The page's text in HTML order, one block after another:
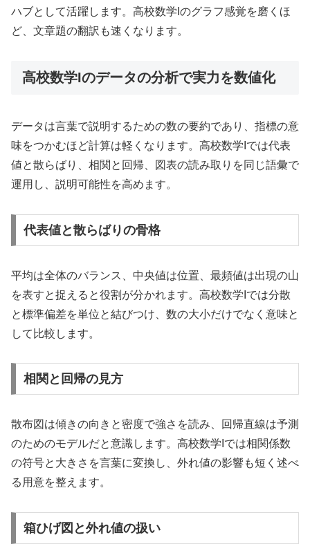
ハブとして活躍します。高校数学Iのグラフ感覚を磨くほ
ど、文章題の翻訳も速くなります。
高校数学Iのデータの分析で実力を数値化
データは言葉で説明するための数の要約であり、指標の意
味をつかむほど計算は軽くなります。高校数学Iでは代表
値と散らばり、相関と回帰、図表の読み取りを同じ語彙で
運用し、説明可能性を高めます。
代表値と散らばりの骨格
平均は全体のバランス、中央値は位置、最頻値は出現の山
を表すと捉えると役割が分かれます。高校数学Iでは分散
と標準偏差を単位と結びつけ、数の大小だけでなく意味と
して比較します。
相関と回帰の見方
散布図は傾きの向きと密度で強さを読み、回帰直線は予測
のためのモデルだと意識します。高校数学Iでは相関係数
の符号と大きさを言葉に変換し、外れ値の影響も短く述べ
る用意を整えます。
箱ひげ図と外れ値の扱い